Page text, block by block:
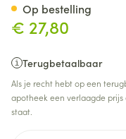
€ 27,80
Terugbetaalbaar
Als je recht hebt op een
apotheek een verlaagde
staat.
Op bestelling